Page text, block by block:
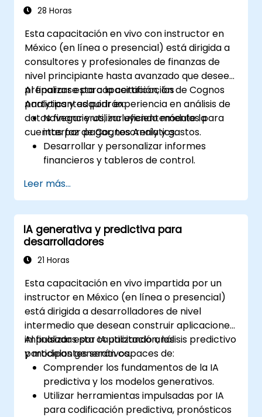
28 Horas
Esta capacitación en vivo con instructor en
México (en línea o presencial) está dirigida a
consultores y profesionales de finanzas de
nivel principiante hasta avanzado que deseen
prepararse para la certificación de Cognos
Analytics y adquirir experiencia en análisis de
datos financieros, incluyendo módulos para
cuentas por pagar, tesorería y gastos.
Al finalizar esta capacitación, los
participantes podrán:
Navegar y utilizar eficientemente la
interfaz de Cognos Analytics.
Desarrollar y personalizar informes
financieros y tableros de control.
consultas.
Prepararse para el examen de
certificación de Cognos Analytics.
Leer más...
IA generativa y predictiva para
desarrolladores
21 Horas
Esta capacitación en vivo impartida por un
instructor en México (en línea o presencial)
está dirigida a desarrolladores de nivel
intermedio que desean construir aplicaciones
impulsadas por IA utilizando análisis predictivo
y modelos generativos.
Al finalizar esta capacitación, los
participantes serán capaces de:
Comprender los fundamentos de la IA
predictiva y los modelos generativos.
Utilizar herramientas impulsadas por IA
para codificación predictiva, pronósticos